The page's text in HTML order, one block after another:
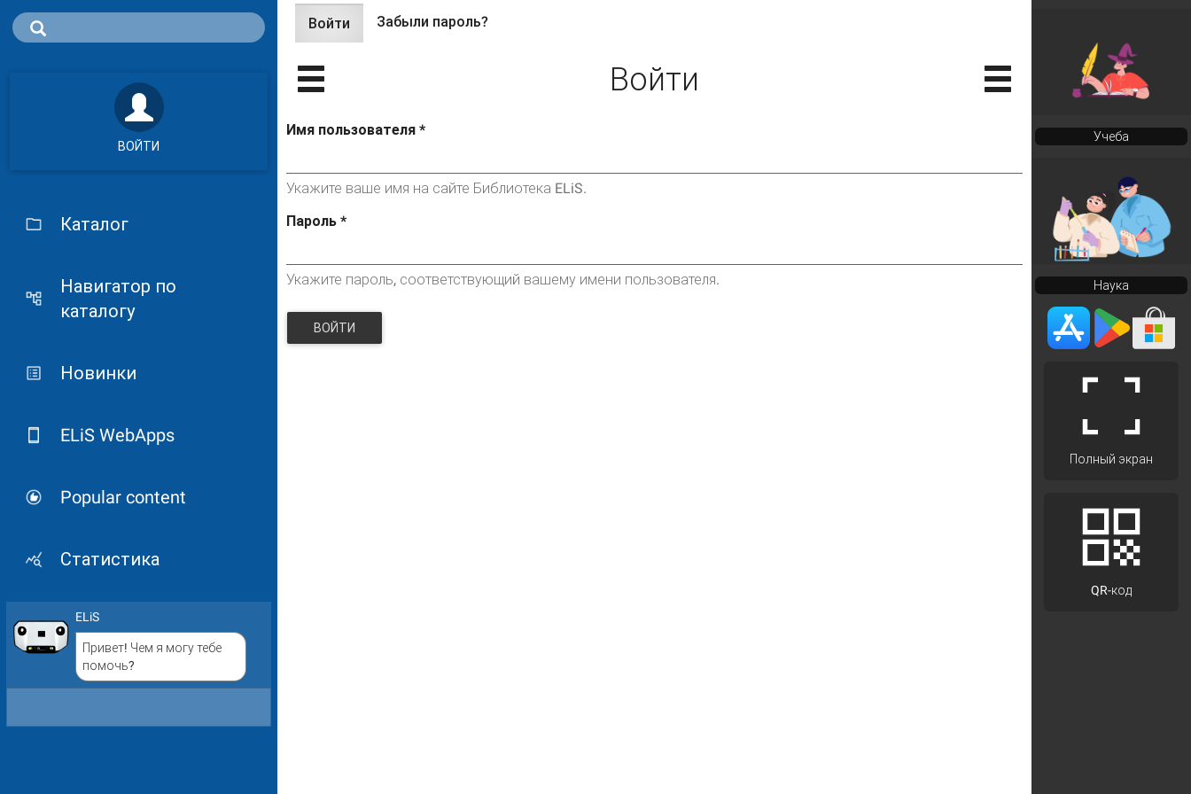
ВОЙТИ
Каталог
Навигатор по
каталогу
Новинки
ELiS WebApps
Popular content
Статистика
ELiS
Привет! Чем я могу тебе
помочь?
Главные вкладки
Войти (активная
вкладка)
Забыли пароль?
Войти
Имя пользователя*
Укажите ваше имя на сайте Библиотека ELiS.
Пароль*
Укажите пароль, соответствующий вашему имени пользователя.
ВОЙТИ
Учеба
Наука
Полный экран
QR-код